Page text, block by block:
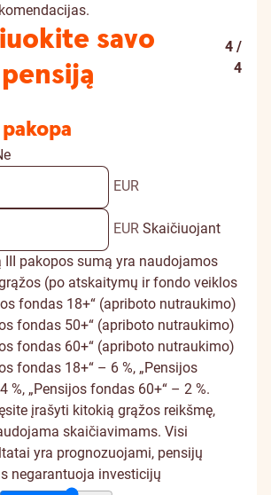
savo
4 /
4
EUR
EUR Skaičiuojant
III pakopos sumą yra naudojamos
(po atskaitymų ir fondo veiklos
fondas 18+“ (apriboto nutraukimo)
fondas 50+“ (apriboto nutraukimo)
fondas 60+“ (apriboto nutraukimo)
fondas 18+“ – 6 %, „Pensijos
%, „Pensijos fondas 60+“ – 2 %.
įrašyti kitokią grąžos reikšmę,
skaičiavimams. Visi
yra prognozuojami, pensijų
negarantuoja investicijų